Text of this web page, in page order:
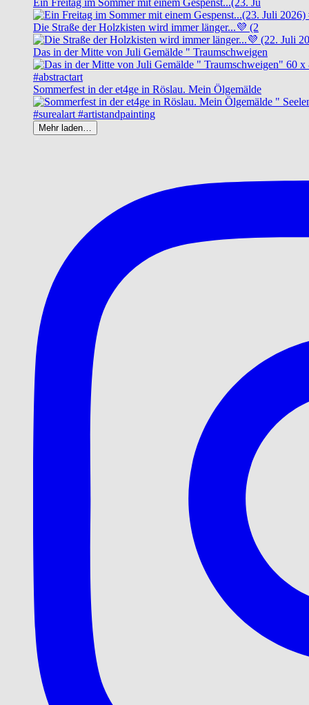
Ein Freitag im Sommer mit einem Gespenst...(23. Ju
Die Straße der Holzkisten wird immer länger...💜 (2
Das in der Mitte von Juli Gemälde " Traumschweigen
Sommerfest in der et4ge in Röslau. Mein Ölgemälde
Mehr laden…